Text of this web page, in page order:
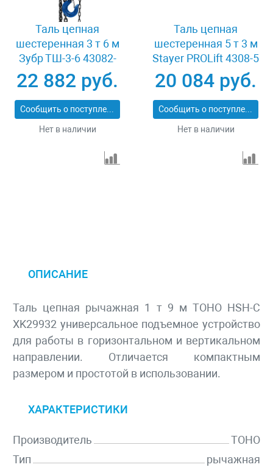
Таль цепная
шестеренная 3 т 6 м
Зубр ТШ-3-6 43082-
3_z01
22 882 руб.
Сообщить о поступлении
Нет в наличии
Таль цепная
шестеренная 5 т 3 м
Stayer PROLift 4308-5
20 084 руб.
Сообщить о поступлении
Нет в наличии
ОПИСАНИЕ
Таль цепная рычажная 1 т 9 м TOHO HSH-C
XK29932 универсальное подъемное устройство
для работы в горизонтальном и вертикальном
направлении. Отличается компактным
размером и простотой в использовании.
ХАРАКТЕРИСТИКИ
Производитель
TOHO
Тип
рычажная